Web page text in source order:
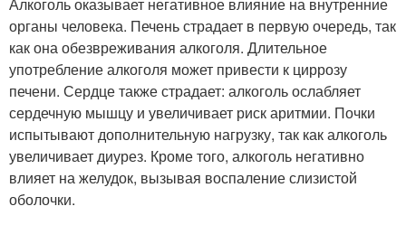
органы человека. Печень страдает в первую очередь, так
как она обезвреживания алкоголя. Длительное
употребление алкоголя может привести к циррозу
печени. Сердце также страдает: алкоголь ослабляет
сердечную мышцу и увеличивает риск аритмии. Почки
испытывают дополнительную нагрузку, так как алкоголь
увеличивает диурез. Кроме того, алкоголь негативно
влияет на желудок, вызывая воспаление слизистой
оболочки.